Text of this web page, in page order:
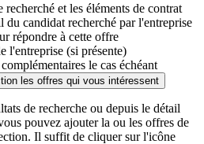
recherché et les éléments de contrat
du candidat recherché par l'entreprise
répondre à cette offre
l'entreprise (si présente)
le cas échéant
les offres qui vous intéressent
de recherche ou depuis le détail
pouvez ajouter la ou les offres de
Il suffit de cliquer sur l'icône